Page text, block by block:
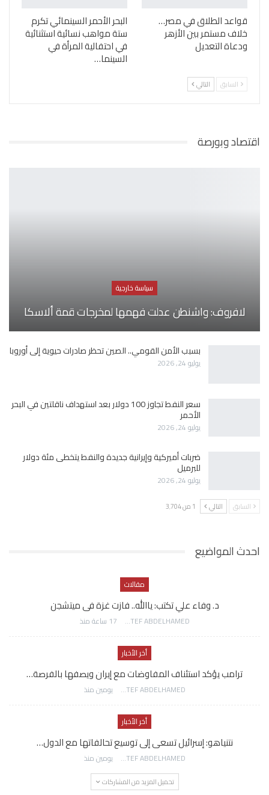
قواعد الطلاق في مصر…
خلاف مستمر بين الأزهر
ودعاة التعديل
البحر الأحمر السينمائي تكرم
ستة مواهب نسائية استثنائية
في احتفالية المرأة في
السينما…
السابق التالي
اقتصاد وبورصة
سياسة خارجية
لافروف: واشنطن عدلت فهمها لمخرجات قمة ألاسكا
بسبب الأمن القومي.. الصين تحظر صادرات حيوية إلى أوروبا
يوليو 24, 2026
سعر النفط تجاوز 100 دولار بعد استهداف ناقلتين في البحر
الأحمر
يوليو 24, 2026
ضربات أميركية وإيرانية جديدة والنفط يتخطى مئة دولار
للبرميل
يوليو 24, 2026
السابق التالي 1 من 3٬704
احدث المواضيع
مقالات
د. وفاء علي تكتب: ياالله.. فازت غزة فى ميتشجن
AWATEF ABDELHAMED 17 ساعة منذ
أخر الأخبار
ترامب يؤكد استئناف المفاوضات مع إيران ويصفها بالفرصة…
AWATEF ABDELHAMED يومين منذ
أخر الأخبار
نتنياهو: إسرائيل تسعى إلى توسيع تحالفاتها مع الدول…
AWATEF ABDELHAMED يومين منذ
تحميل المزيد من المشاركات